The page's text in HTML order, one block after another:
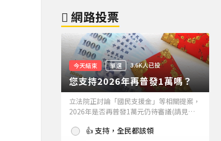
網路投票
今天結束 單選 3.6K人已投
您支持2026年再普發1萬嗎？
立法院正討論「國民支援金」等相關提案，
2026年是否再普發1萬元仍待審議(請見下
持嗎？👍 支持，全民都該領